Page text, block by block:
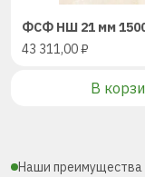
ФСФ НШ 21 мм
43 311,00₽
В
Наши преимущества